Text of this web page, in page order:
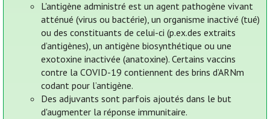
L'antigène administré est un agent pathogène vivant
atténué (virus ou bactérie), un organisme inactivé (tué)
ou des constituants de celui-ci (p.ex.des extraits
d’antigènes), un antigène biosynthétique ou une
exotoxine inactivée (anatoxine). Certains vaccins
contre la COVID-19 contiennent des brins d’ARNm
codant pour l’antigène.
Des adjuvants sont parfois ajoutés dans le but
d'augmenter la réponse immunitaire.